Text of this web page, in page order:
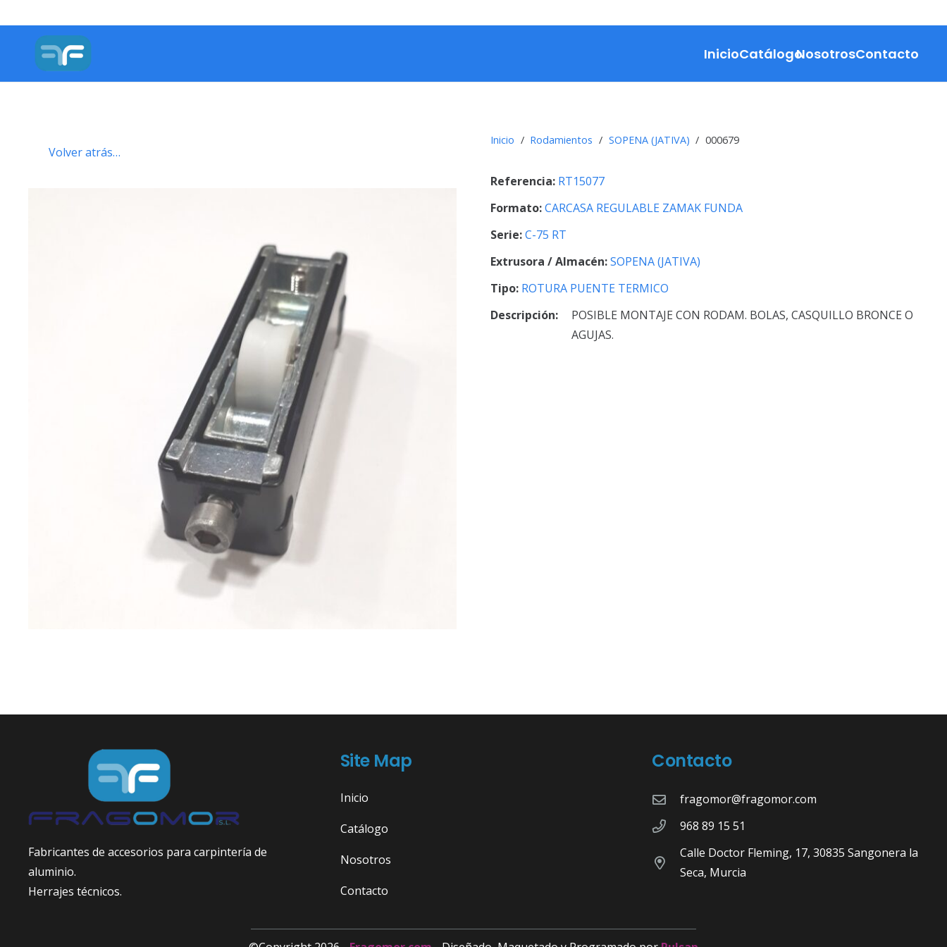
InicioCatálogoNosotrosContacto
Volver atrás…
Inicio / Rodamientos / SOPENA (JATIVA) / 000679
Referencia: RT15077
Formato:CARCASA REGULABLE ZAMAK FUNDA
Serie:C-75 RT
Extrusora / Almacén:SOPENA (JATIVA)
Tipo: ROTURA PUENTE TERMICO
Descripción:
POSIBLE MONTAJE CON RODAM. BOLAS, CASQUILLO BRONCE O
AGUJAS.
Fabricantes de accesorios para carpintería de
aluminio.
Herrajes técnicos.
Site Map
Inicio
Catálogo
Nosotros
Contacto
Contacto
fragomor@fragomor.com
968 89 15 51
Calle Doctor Fleming, 17, 30835 Sangonera la
Seca, Murcia